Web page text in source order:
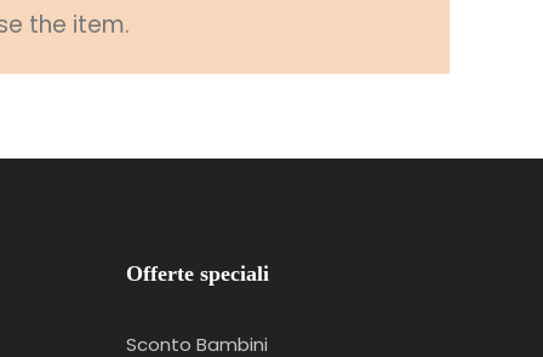
the item.
Offerte speciali
Sconto Bambini